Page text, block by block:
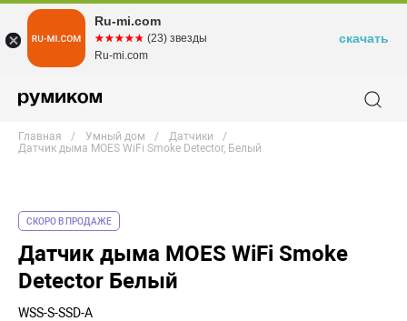
Главная Умный дом
Датчики
Датчик дыма MOES WiFi Smoke Detector, Белый
СКОРО В ПРОДАЖЕ
Датчик дыма MOES WiFi Smoke
Detector Белый
WSS-S-SSD-A
Ru-mi.com
☆☆☆☆☆
★★★★★ (23) звезды
Ru-mi.com
скачать